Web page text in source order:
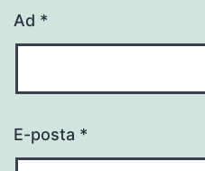
Ad *
E-posta *